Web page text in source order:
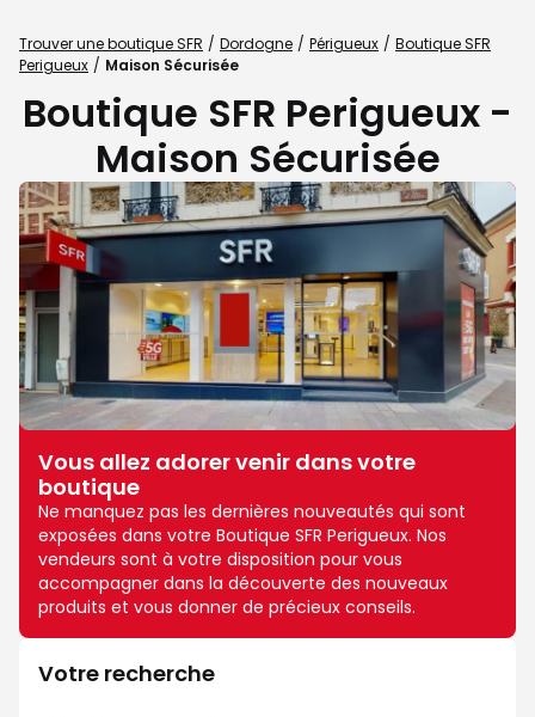
Trouver une boutique SFR Dordogne Périgueux
Boutique SFR
Perigueux
Maison Sécurisée
Boutique SFR Perigueux -
Maison Sécurisée
Vous allez adorer venir dans votre
boutique
Ne manquez pas les dernières nouveautés qui sont
exposées dans votre Boutique SFR Perigueux. Nos
vendeurs sont à votre disposition pour vous
accompagner dans la découverte des nouveaux
produits et vous donner de précieux conseils.
Votre recherche